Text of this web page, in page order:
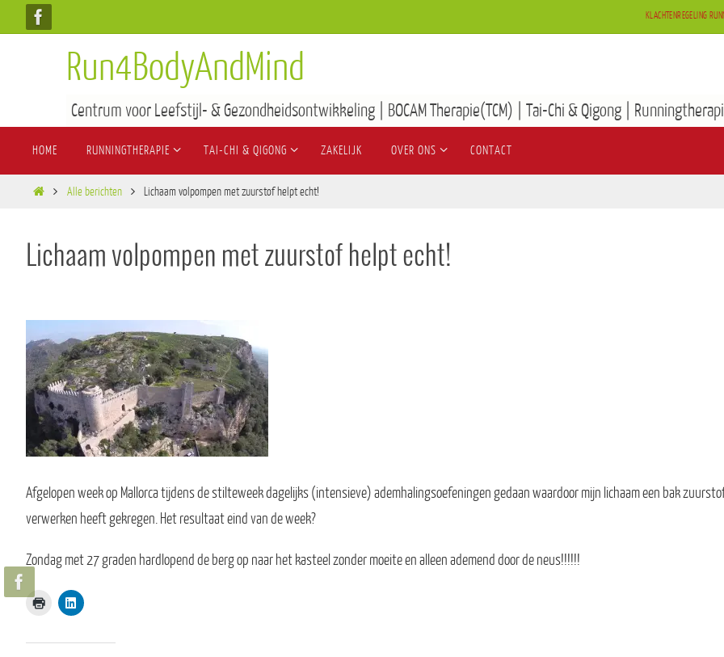
KLACHTENREGELING
Run4BodyAndMind
Centrum voor Leefstijl- & Gezondheidsontwikkeling | BOCAM Therapie(TCM) | Tai-Chi & Qigong |
HOME RUNNINGTHERAPIE TAI-CHI & QIGONG ZAKELIJK OVER ONS CONTACT
Alle berichten Lichaam volpompen met zuurstof helpt echt!
Lichaam volpompen met zuurstof helpt echt!
Afgelopen week op Mallorca tijdens de stilteweek dagelijks (intensieve) ademhalingsoefeningen gedaan waardoor mijn lichaam een bak
verwerken heeft gekregen. Het resultaat eind van de week?
Zondag met 27 graden hardlopend de berg op naar het kasteel zonder moeite en alleen ademend door de neus!!!!!!